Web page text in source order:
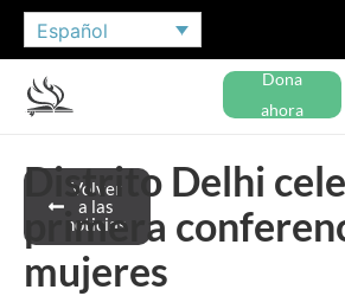
Español
Dona
ahora
Volver
a las
noticias
Distrito Delhi
primera
mujeres